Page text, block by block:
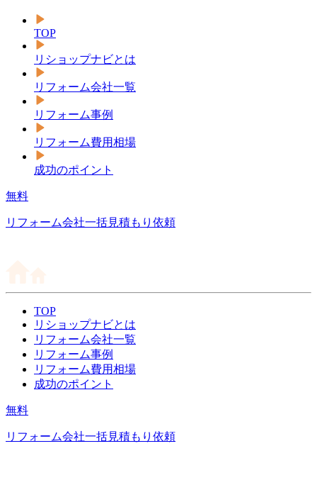
TOP
リショップナビとは
リフォーム会社一覧
リフォーム事例
リフォーム費用相場
成功のポイント
無料
リフォーム会社一括見積もり依頼
TOP
リショップナビとは
リフォーム会社一覧
リフォーム事例
リフォーム費用相場
成功のポイント
無料
リフォーム会社一括見積もり依頼